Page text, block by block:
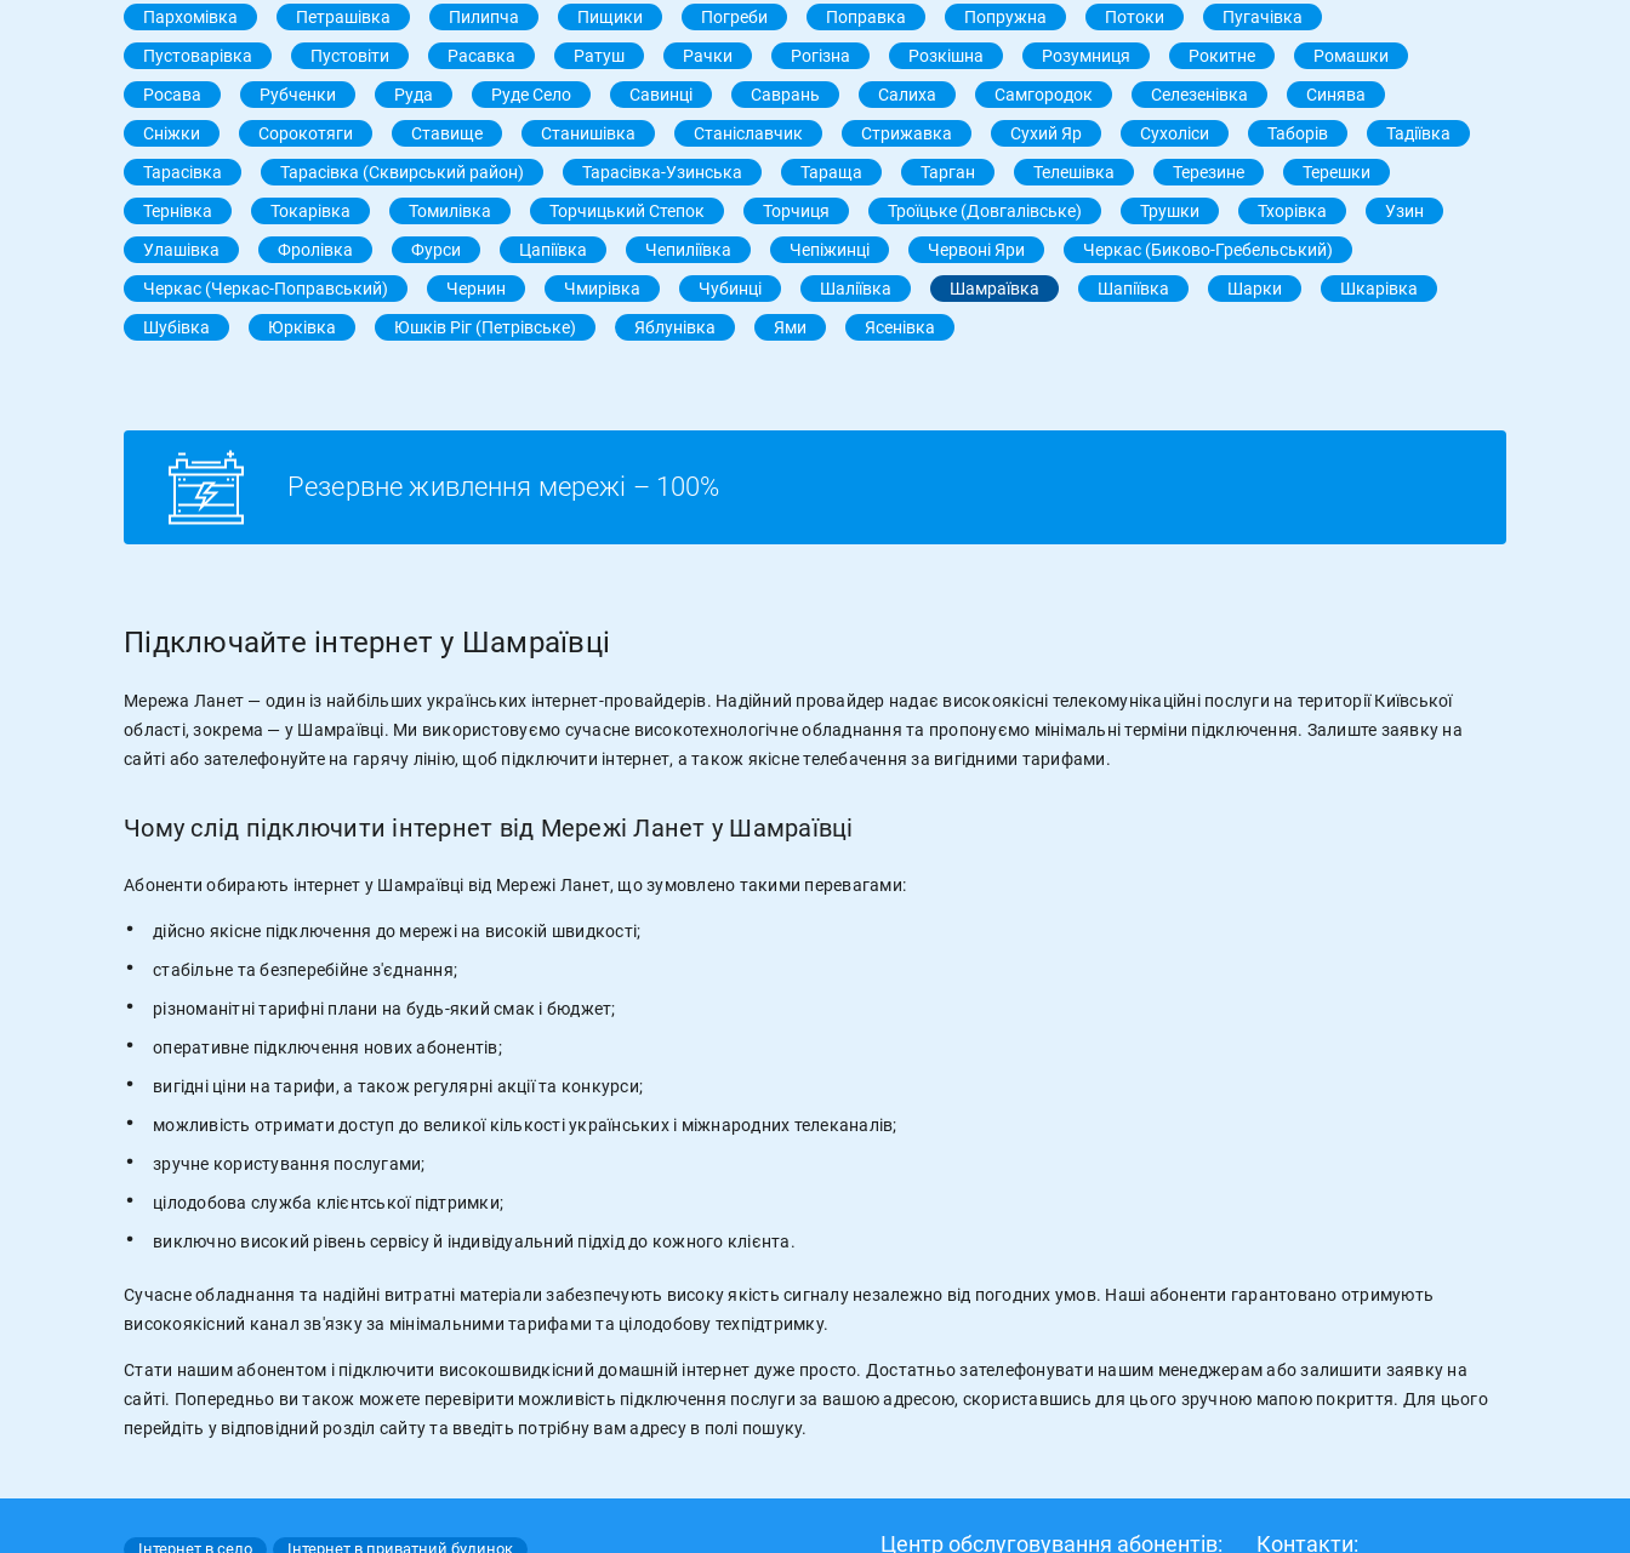
Пархомівка
Петрашівка Пилипча Пищики Погреби Поправка Попружна Потоки
Пугачівка
Пустоварівка
Пустовіти Расавка Ратуш Рачки Рогізна Розкішна Розумниця Рокитне
Ромашки
Росава
Рубченки Руда Руде Село Савинці Саврань Салиха Самгородок Селезенівка
Синява
Сніжки
Сорокотяги Ставище Станишівка Станіславчик Стрижавка Сухий Яр Сухоліси Таборів
Тадіївка
Тарасівка
Тарасівка (Сквирський район) Тарасівка-Узинська Тараща Тарган Телешівка Терезине
Терешки
Тернівка
Токарівка Томилівка Торчицький Степок Торчиця Троїцьке (Довгалівське) Трушки Тхорівка
Узин
Улашівка
Фролівка Фурси Цапіївка Чепиліївка Чепіжинці Червоні Яри
Черкас (Биково-Гребельський)
Черкас (Черкас-Поправський)
Чернин Чмирівка Чубинці Шаліївка Шамраївка Шапіївка Шарки
Шкарівка
Шубівка
Юрківка Юшків Ріг (Петрівське) Яблунівка Ями Ясенівка
Резервне живлення мережі – 100%
Підключайте інтернет у Шамраївці
Мережа Ланет — один із найбільших українських інтернет-провайдерів. Надійний провайдер надає високоякісні телекомунікаційні послуги на території Київської
області, зокрема — у Шамраївці. Ми використовуємо сучасне високотехнологічне обладнання та пропонуємо мінімальні терміни підключення. Залиште заявку на
сайті або зателефонуйте на гарячу лінію, щоб підключити інтернет, а також якісне телебачення за вигідними тарифами.
Чому слід підключити інтернет від Мережі Ланет у Шамраївці
Абоненти обирають інтернет у Шамраївці від Мережі Ланет, що зумовлено такими перевагами:
дійсно якісне підключення до мережі на високій швидкості;
стабільне та безперебійне з'єднання;
різноманітні тарифні плани на будь-який смак і бюджет;
оперативне підключення нових абонентів;
вигідні ціни на тарифи, а також регулярні акції та конкурси;
можливість отримати доступ до великої кількості українських і міжнародних телеканалів;
зручне користування послугами;
цілодобова служба клієнтської підтримки;
виключно високий рівень сервісу й індивідуальний підхід до кожного клієнта.
Сучасне обладнання та надійні витратні матеріали забезпечують високу якість сигналу незалежно від погодних умов. Наші абоненти гарантовано отримують
високоякісний канал зв'язку за мінімальними тарифами та цілодобову техпідтримку.
Стати нашим абонентом і підключити високошвидкісний домашній інтернет дуже просто. Достатньо зателефонувати нашим менеджерам або залишити заявку на
сайті. Попередньо ви також можете перевірити можливість підключення послуги за вашою адресою, скориставшись для цього зручною мапою покриття. Для цього
перейдіть у відповідний розділ сайту та введіть потрібну вам адресу в полі пошуку.
Центр обслуговування абонентів: Контакти:
Інтернет в село Інтернет в приватний будинок